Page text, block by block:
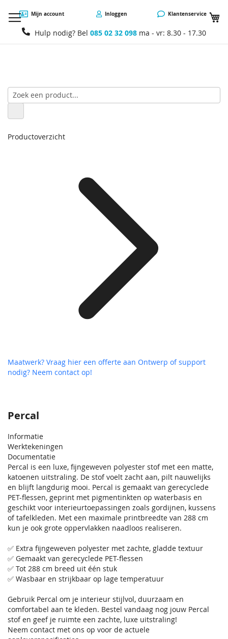
Mijn account Inloggen Klantenservice
Hulp nodig? Bel 085 02 32 098 ma - vr: 8.30 - 17.30
Percal
Informatie
Werktekeningen
Documentatie
Percal is een luxe, fijngeweven polyester stof met een matte,
katoenen uitstraling. De stof voelt zacht aan, pilt nauwelijks
en blijft langdurig mooi. Percal is gemaakt van gerecyclede
PET-flessen, geprint met pigmentinkten op waterbasis en
geschikt voor interieurtoepassingen zoals gordijnen, kussens
of tafelkleden. Met een maximale printbreedte van 288 cm
kun je ook grote oppervlakken naadloos realiseren.
✅ Extra fijngeweven polyester met zachte, gladde textuur
✅ Gemaakt van gerecyclede PET-flessen
✅ Tot 288 cm breed uit één stuk
✅ Wasbaar en strijkbaar op lage temperatuur
Gebruik Percal om je interieur stijlvol, duurzaam en
comfortabel aan te kleden. Bestel vandaag nog jouw Percal
stof en geef je ruimte een zachte, luxe uitstraling!
Neem contact met ons op voor de actuele
Productoverzicht
Maatwerk? Vraag hier een offerte aan Ontwerp of support
nodig? Neem contact op!